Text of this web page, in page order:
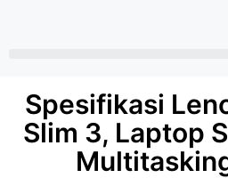
Spesifikasi
Slim 3, Laptop